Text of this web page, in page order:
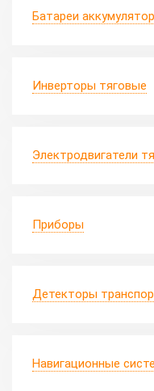
Батареи
Инверторы тяговые
Электродвигатели
Приборы
Детекторы
Навигационные